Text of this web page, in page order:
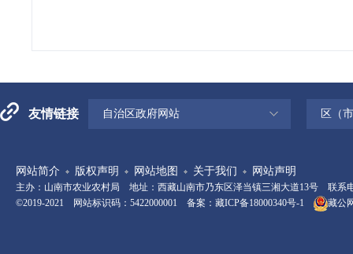
友情链接 自治区政府网站 区（
网站简介 版权声明 网站地图 关于我们 网站声明
主办：山南市农业农村局 地址：西藏山南市乃东区泽当镇三湘大道13号 联系电
©2019-2021 网站标识码：5422000001 备案： 藏ICP备18000340号-1 藏公